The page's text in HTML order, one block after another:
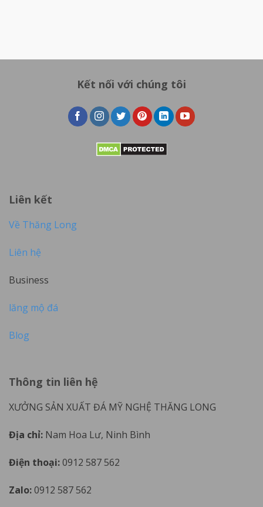
Kết nối với chúng tôi
Liên kết
Về Thăng Long
Liên hệ
Business
lăng mộ đá
Blog
Thông tin liên hệ
XƯỞNG SẢN XUẤT ĐÁ MỸ NGHỆ THĂNG LONG
Địa chỉ: Nam Hoa Lư, Ninh Bình
Điện thoại:0912 587 562
Zalo:0912 587 562